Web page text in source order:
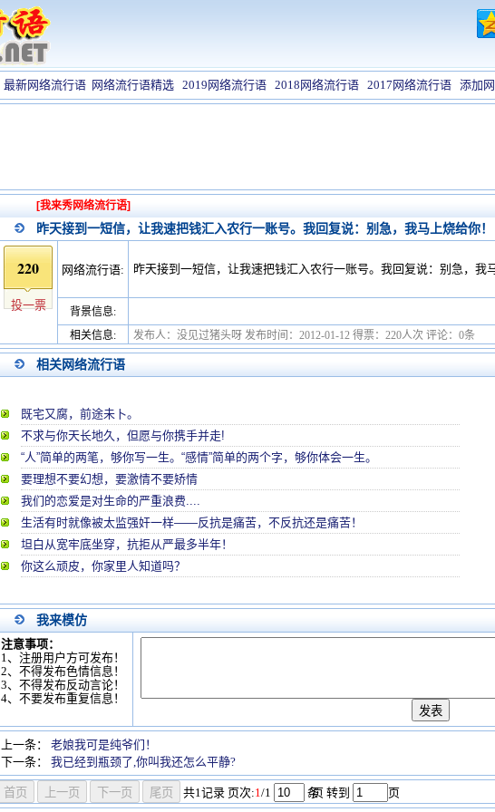
最新网络流行语 网络流行语精选 2019网络流行语 2018网络流行语 2017网络流行语 添加
[我来秀网络流行语]
昨天接到一短信，让我速把钱汇入农行一账号。我回复说：别急，我马上烧给你！
220
投一票
网络流行语: 昨天接到一短信，让我速把钱汇入农行一账号。我回复说：别急，我
背景信息:
相关信息:
发布人：没见过猪头呀 发布时间：2012-01-12 得票：220人次 评论：0条
相关网络流行语
既宅又腐，前途未卜。
不求与你天长地久，但愿与你携手并走!
“人”简单的两笔，够你写一生。“感情”简单的两个字，够你体会一生。
要理想不要幻想，要激情不要矫情
我们的恋爱是对生命的严重浪费....
生活有时就像被太监强奸一样——反抗是痛苦，不反抗还是痛苦！
坦白从宽牢底坐穿，抗拒从严最多半年！
你这么顽皮，你家里人知道吗？
我来模仿
注意事项：
1、注册用户方可发布！
2、不得发布色情信息！
3、不得发布反动言论！
4、不要发布重复信息！
上一条：
老娘我可是纯爷们！
下一条：
我已经到瓶颈了,你叫我还怎么平静?
共1记录 页次:1/1 条
/页 转到 页